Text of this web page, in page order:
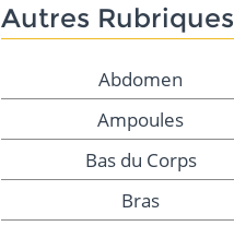
Autres Rubriques
Abdomen
Ampoules
Bas du Corps
Bras